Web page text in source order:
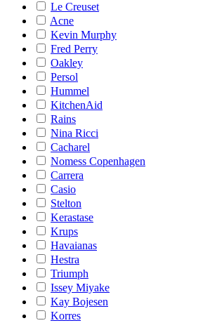
Le Creuset
Acne
Kevin Murphy
Fred Perry
Oakley
Persol
Hummel
KitchenAid
Rains
Nina Ricci
Cacharel
Nomess Copenhagen
Carrera
Casio
Stelton
Kerastase
Krups
Havaianas
Hestra
Triumph
Issey Miyake
Kay Bojesen
Korres